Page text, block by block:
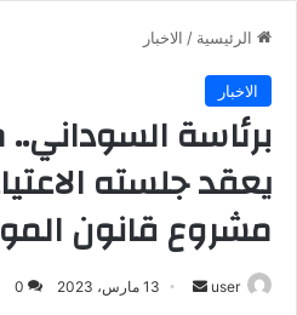
الرئيسية / الاخبار
الاخبار
برئاسة
يعقد جلسته
مشروع قانون
user
أرسل 13 مارس، 2023 0